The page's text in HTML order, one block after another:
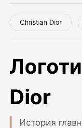
Christian Dior
Dior
История